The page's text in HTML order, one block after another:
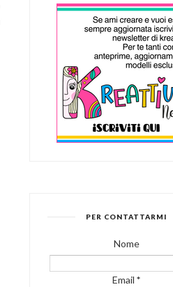
PER CONTATTARMI
Nome
Email*